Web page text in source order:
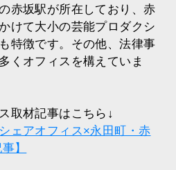
赤坂駅が所在しており、赤
けて大小の芸能プロダクシ
特徴です。その他、法律事
くオフィスを構えていま
取材記事はこちら↓
ェアオフィス×永田町・赤
】